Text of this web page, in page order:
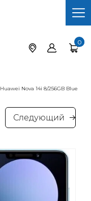
0
Huawei Nova 14i 8/256GB Blue
Следующий